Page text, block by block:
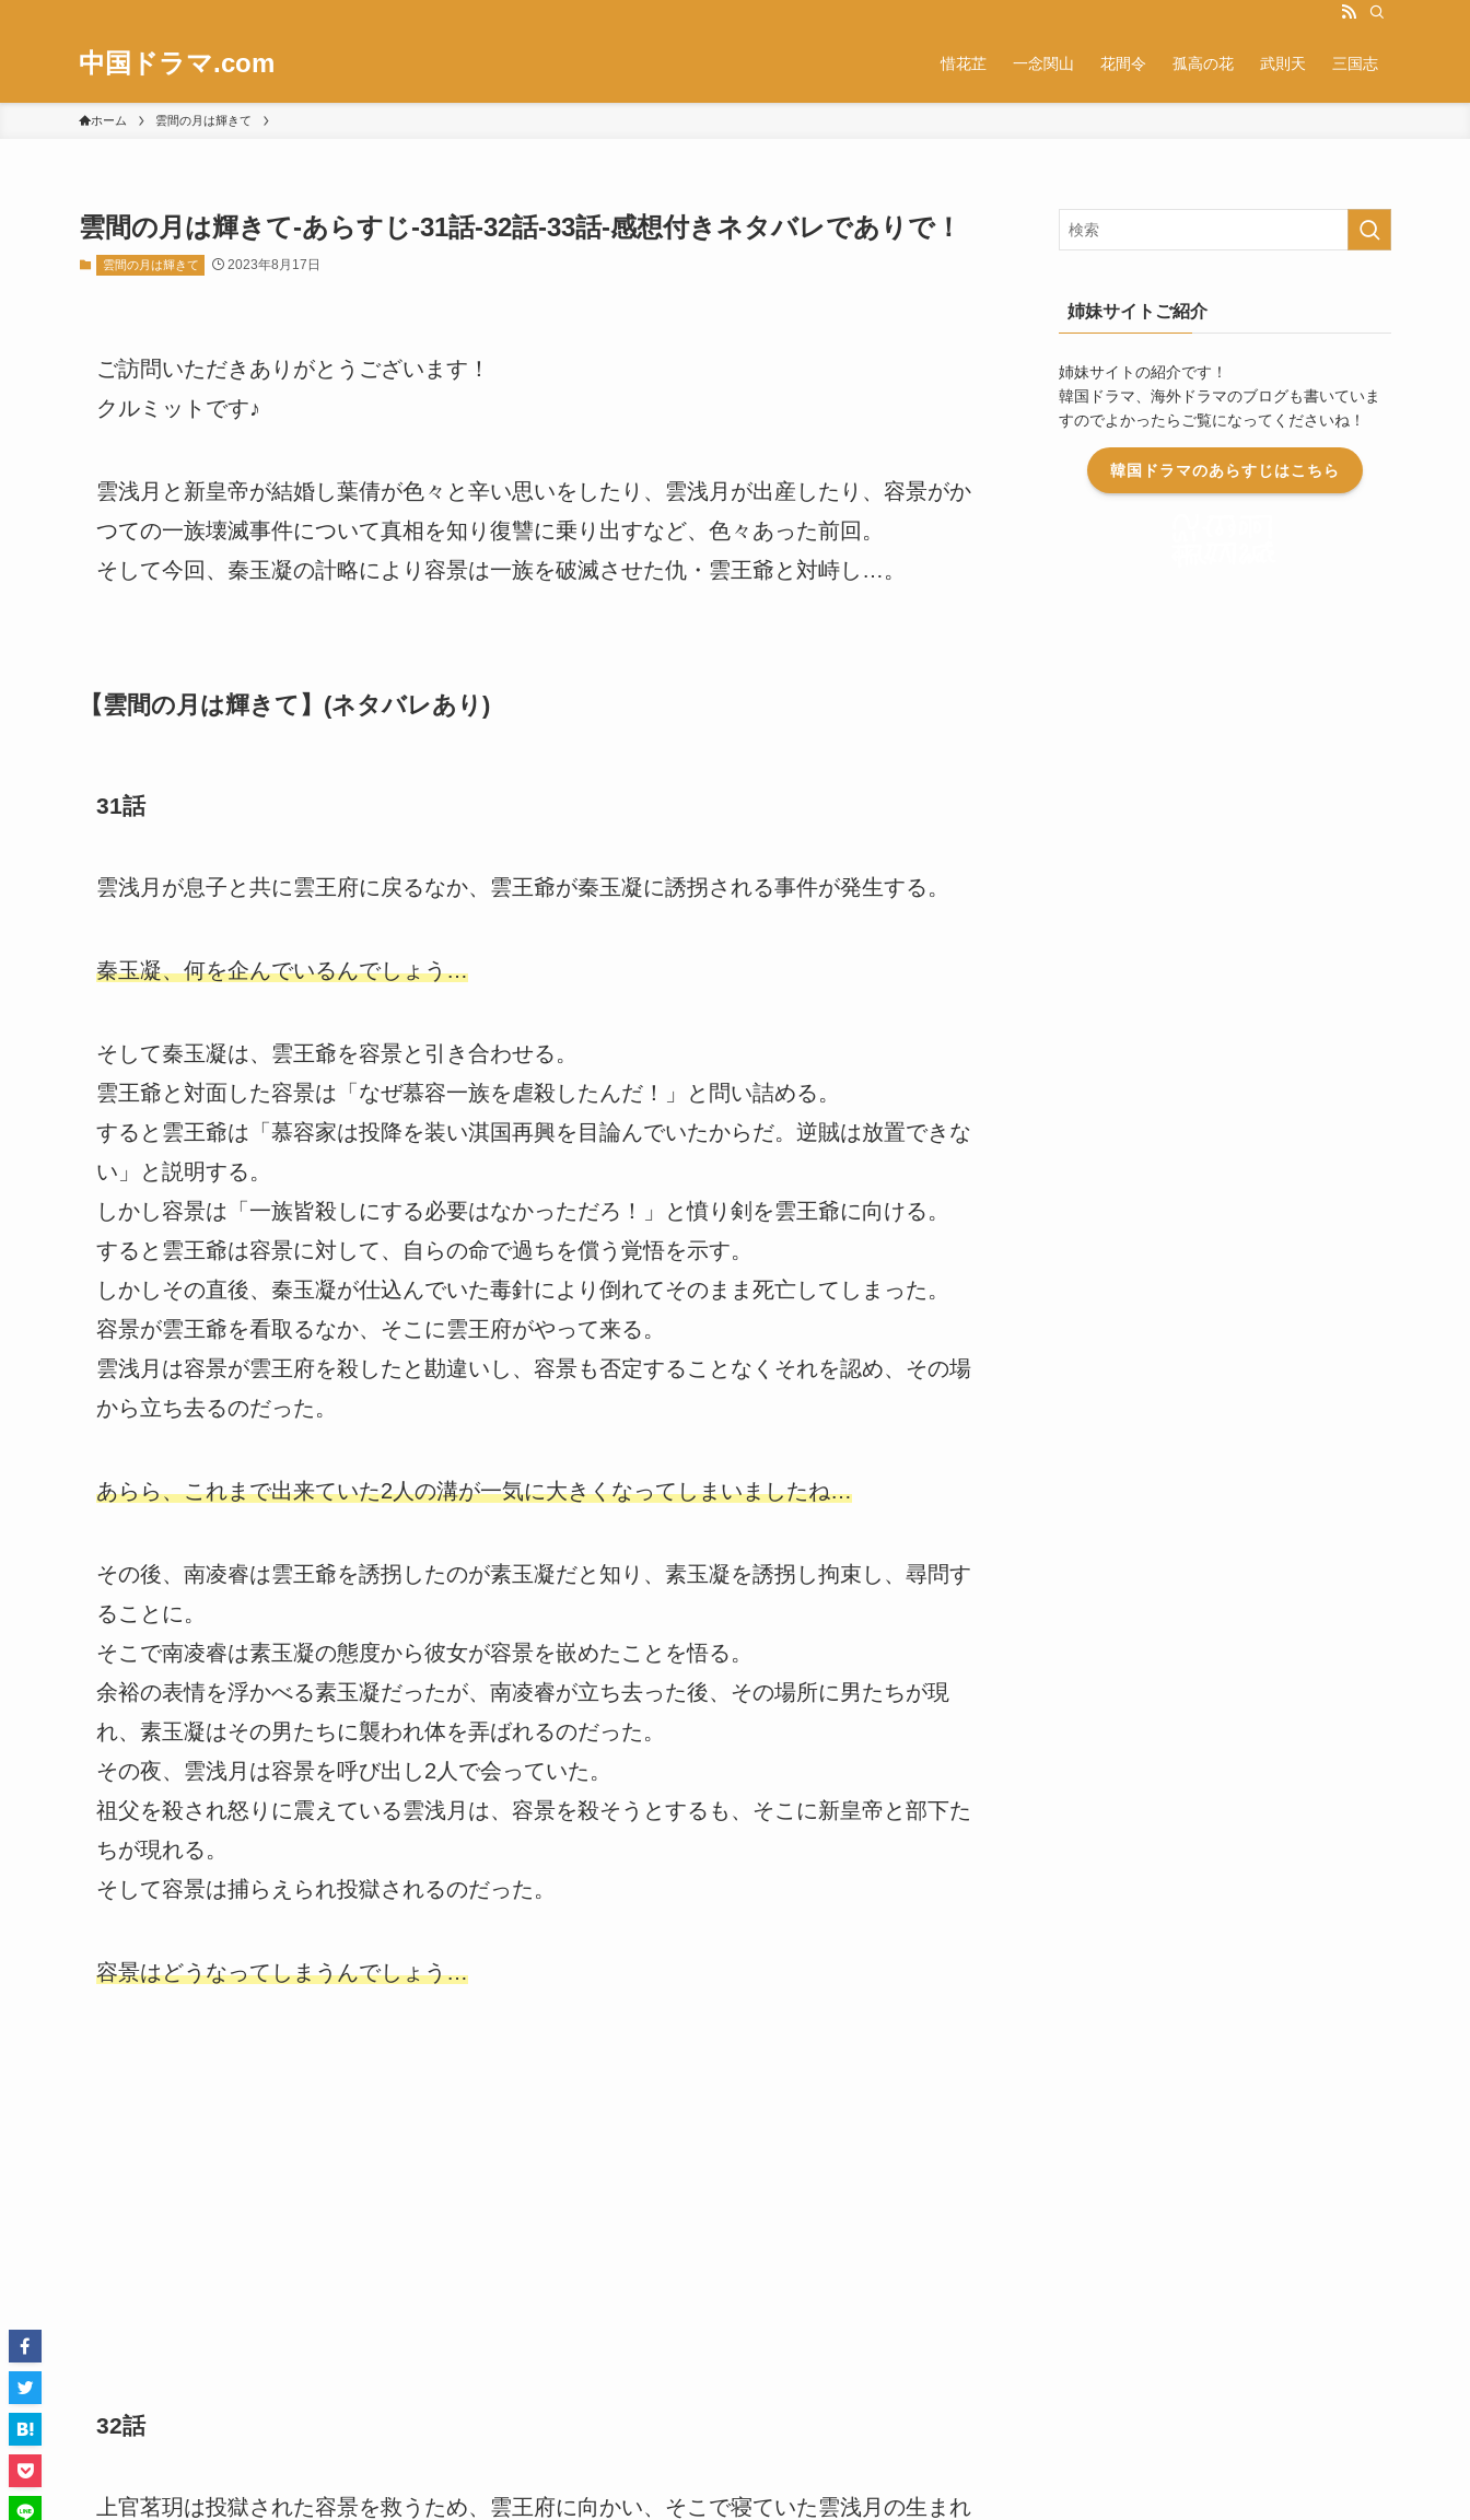
中国ドラマ.com 惜花芷 一念関山 花間令 孤高の花 武則天 三国志
ホーム 雲間の月は輝きて
雲間の月は輝きて-あらすじ-31話-32話-33話-感想付きネタバレでありで！
雲間の月は輝きて 2023年8月17日
ご訪問いただきありがとうございます！
クルミットです♪
雲浅月と新皇帝が結婚し葉倩が色々と辛い思いをしたり、雲浅月が出産したり、容景がか
つての一族壊滅事件について真相を知り復讐に乗り出すなど、色々あった前回。
そして今回、秦玉凝の計略により容景は一族を破滅させた仇・雲王爺と対峙し…。
【雲間の月は輝きて】(ネタバレあり)
31話
雲浅月が息子と共に雲王府に戻るなか、雲王爺が秦玉凝に誘拐される事件が発生する。
秦玉凝、何を企んでいるんでしょう…
そして秦玉凝は、雲王爺を容景と引き合わせる。
雲王爺と対面した容景は「なぜ慕容一族を虐殺したんだ！」と問い詰める。
すると雲王爺は「慕容家は投降を装い淇国再興を目論んでいたからだ。逆賊は放置できな
い」と説明する。
しかし容景は「一族皆殺しにする必要はなかっただろ！」と憤り剣を雲王爺に向ける。
すると雲王爺は容景に対して、自らの命で過ちを償う覚悟を示す。
しかしその直後、秦玉凝が仕込んでいた毒針により倒れてそのまま死亡してしまった。
容景が雲王爺を看取るなか、そこに雲王府がやって来る。
雲浅月は容景が雲王府を殺したと勘違いし、容景も否定することなくそれを認め、その場
から立ち去るのだった。
あらら、これまで出来ていた2人の溝が一気に大きくなってしまいましたね…
その後、南凌睿は雲王爺を誘拐したのが素玉凝だと知り、素玉凝を誘拐し拘束し、尋問す
ることに。
そこで南凌睿は素玉凝の態度から彼女が容景を嵌めたことを悟る。
余裕の表情を浮かべる素玉凝だったが、南凌睿が立ち去った後、その場所に男たちが現
れ、素玉凝はその男たちに襲われ体を弄ばれるのだった。
その夜、雲浅月は容景を呼び出し2人で会っていた。
祖父を殺され怒りに震えている雲浅月は、容景を殺そうとするも、そこに新皇帝と部下た
ちが現れる。
そして容景は捕らえられ投獄されるのだった。
容景はどうなってしまうんでしょう…
32話
上官茗玥は投獄された容景を救うため、雲王府に向かい、そこで寝ていた雲浅月の生まれ
姉妹サイトご紹介
姉妹サイトの紹介です！
韓国ドラマ、海外ドラマのブログも書いていま
すのでよかったらご覧になってくださいね！
韓国ドラマのあらすじはこちら